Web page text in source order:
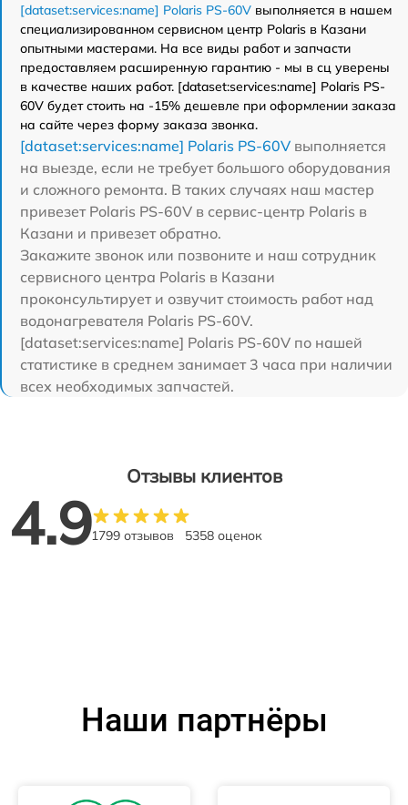
[dataset:services:name] Polaris PS-60V выполняется в нашем
специализированном сервисном центр Polaris в Казани
опытными мастерами. На все виды работ и запчасти
предоставляем расширенную гарантию - мы в сц уверены
в качестве наших работ. [dataset:services:name] Polaris PS-
60V будет стоить на -15% дешевле при оформлении заказа
на сайте через форму заказа звонка.
[dataset:services:name] Polaris PS-60V выполняется
на выезде, если не требует большого оборудования
и сложного ремонта. В таких случаях наш мастер
привезет Polaris PS-60V в сервис-центр Polaris в
Казани и привезет обратно.
Закажите звонок или позвоните и наш сотрудник
сервисного центра Polaris в Казани
проконсультирует и озвучит стоимость работ над
водонагревателя Polaris PS-60V.
[dataset:services:name] Polaris PS-60V по нашей
статистике в среднем занимает 3 часа при наличии
всех необходимых запчастей.
Отзывы клиентов
4.91799 отзывов 5358 оценок
Наши партнёры